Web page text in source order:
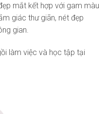
mắt kết hợp với gam màu
giác thư giãn, nét đẹp
gian.
làm việc và học tập tại